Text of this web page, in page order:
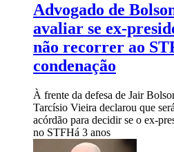
Advogado de
avaliar se ex-
não recorrer ao
condenação
À frente da defesa de Jair
Tarcísio Vieira declarou que
acórdão para decidir se o ex-
no STFHá 3 anos